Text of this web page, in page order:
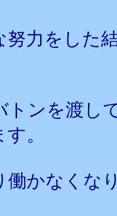
努力をした
トンを渡し
。
働かなくな